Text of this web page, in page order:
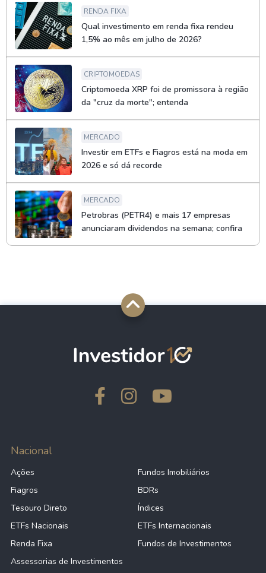
RENDA FIXA
Qual investimento em renda fixa rendeu
1,5% ao mês em julho de 2026?
CRIPTOMOEDAS
Criptomoeda XRP foi de promissora à região
da "cruz da morte"; entenda
MERCADO
Investir em ETFs e Fiagros está na moda em
2026 e só dá recorde
MERCADO
Petrobras (PETR4) e mais 17 empresas
anunciaram dividendos na semana; confira
Nacional
Ações
Fundos Imobiliários
Fiagros
BDRs
Tesouro Direto
Índices
ETFs Nacionais
ETFs Internacionais
Renda Fixa
Fundos de Investimentos
Assessorias de Investimentos